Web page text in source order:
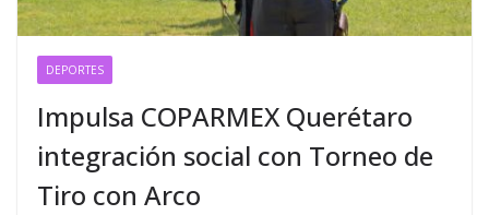
DEPORTES
Impulsa COPARMEX Querétaro
integración social con Torneo de
Tiro con Arco